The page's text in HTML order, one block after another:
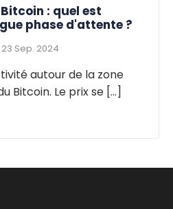
Bitcoin : quel est
phase d'attente ?
Sep. 2024
autour de la zone
Bitcoin. Le prix se [...]